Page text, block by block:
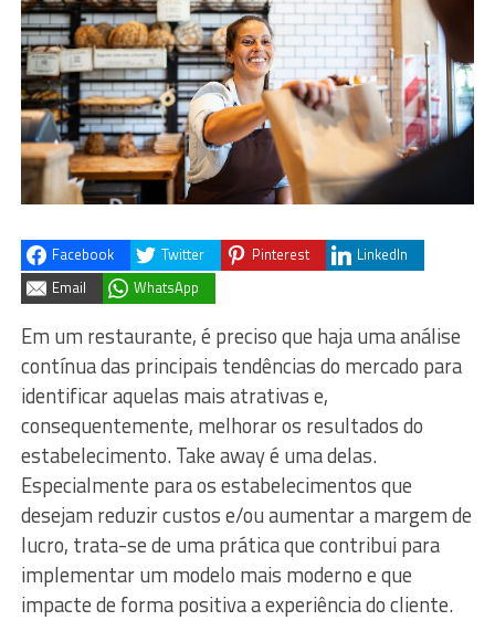
Facebook Twitter Pinterest
LinkedIn
Email
WhatsApp
Em um restaurante, é preciso que haja uma análise
contínua das principais tendências do mercado para
identificar aquelas mais atrativas e,
consequentemente, melhorar os resultados do
estabelecimento. Take away é uma delas.
Especialmente para os estabelecimentos que
desejam reduzir custos e/ou aumentar a margem de
lucro, trata-se de uma prática que contribui para
implementar um modelo mais moderno e que
impacte de forma positiva a experiência do cliente.